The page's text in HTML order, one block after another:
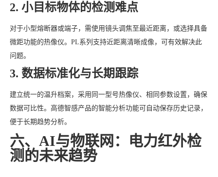
2. 小目标物体的检测难点
对于小型熔断器或端子，需使用镜头调焦至最近距离，或选择具备
微距功能的热像仪。PL系列支持近距离清晰成像，可有效解决此
问题。
3. 数据标准化与长期跟踪
建立统一的温升档案，采用同一型号热像仪、相同参数设置，确保
数据可比性。高德智感产品的智能分析功能可自动保存历史记录，
便于长期趋势分析。
六、AI与物联网：电力红外检
测的未来趋势